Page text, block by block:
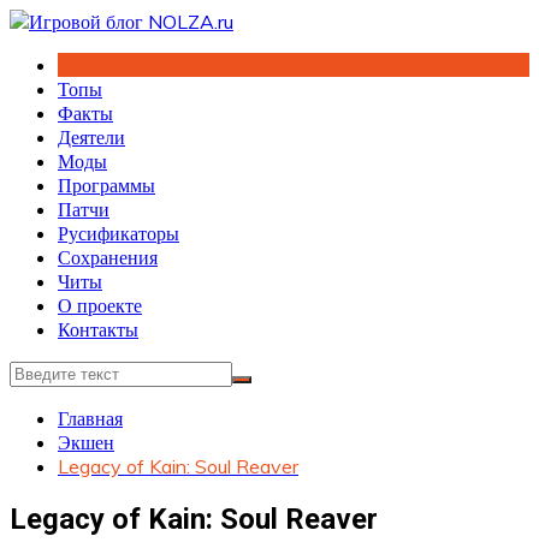
Перейти
содержимому
Топы
Факты
Деятели
Моды
Программы
Патчи
Русификаторы
Сохранения
Читы
О проекте
Контакты
Главная
Экшен
Legacy of Kain: Soul Reaver
Legacy of Kain: Soul Reaver